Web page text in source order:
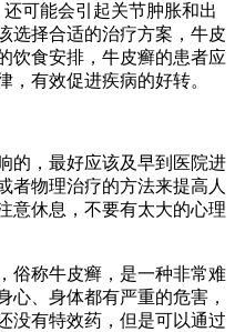
可能会引起关节肿胀和出
选择合适的治疗方案，牛皮
饮食安排，牛皮癣的患者应
，有效促进疾病的好转。
的，最好应该及早到医院进
者物理治疗的方法来提高人
意休息，不要有太大的心理
俗称牛皮癣，是一种非常难
心、身体都有严重的危害，
没有特效药，但是可以通过